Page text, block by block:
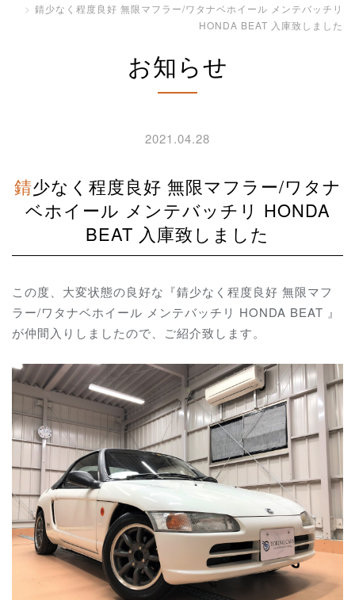
錆少なく程度良好 無限マフラー/ワタナベホイール メンテバッチリ
HONDA BEAT 入庫致しました
お知らせ
2021.04.28
錆少なく程度良好 無限マフラー/ワタナ
ベホイール メンテバッチリ HONDA
BEAT 入庫致しました
この度、大変状態の良好な『錆少なく程度良好 無限マフ
ラー/ワタナベホイール メンテバッチリ HONDA BEAT 』
が仲間入りしましたので、ご紹介致します。